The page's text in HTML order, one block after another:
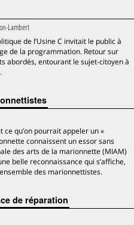
Lambert
de l’Usine C invitait le public à
de la programmation. Retour sur
abordés, entourant le sujet-citoyen à
ce qu’on pourrait appeler un «
connaissent un essor sans
des arts de la marionnette (MIAM)
belle reconnaissance qui s’affiche,
des marionnettistes.
de réparation